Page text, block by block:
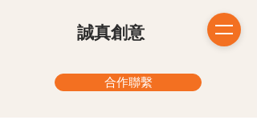
​誠真創意
合作聯繫